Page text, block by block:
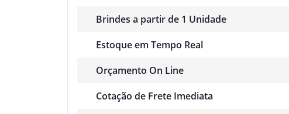
Brindes a partir de 1 Unidade
Estoque em Tempo Real
Orçamento On Line
Cotação de Frete Imediata